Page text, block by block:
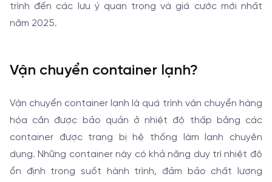
trình đến các lưu ý quan trọng và giá cước mới nhất
năm 2025.
Vận chuyển container lạnh?
Vận chuyển container lạnh là quá trình vận chuyển hàng
hóa cần được bảo quản ở nhiệt độ thấp bằng các
container được trang bị hệ thống làm lạnh chuyên
dụng. Những container này có khả năng duy trì nhiệt độ
ổn định trong suốt hành trình, đảm bảo chất lượng